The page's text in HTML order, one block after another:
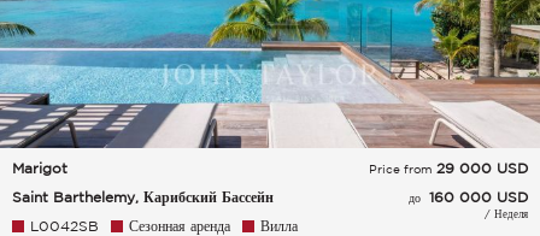
Marigot
Saint Barthelemy, Карибский Бассейн
Price from 29 000 USD
до 160 000 USD
/ Неделя
L0042SB Сезонная аренда Вилла